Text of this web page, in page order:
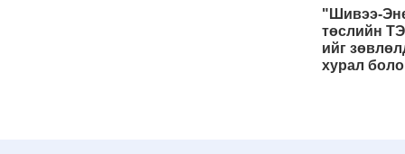
"Шивээ-
төслийн
ийг
хурал